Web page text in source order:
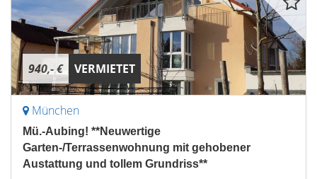
940,- € VERMIETET
München
Mü.-Aubing! **Neuwertige
Garten-/Terrassenwohnung mit gehobener
Austattung und tollem Grundriss**